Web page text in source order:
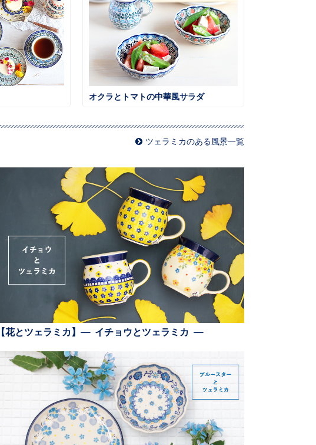
オクラとトマトの中華風サラダ
ツェラミカのある風景一覧
【花とツェラミカ】— イチョウとツェラミカ —